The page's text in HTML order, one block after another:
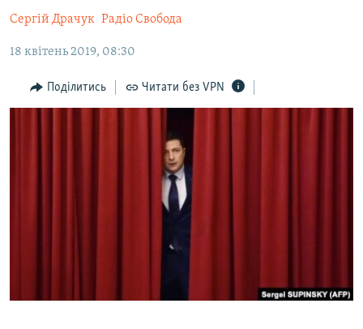
Перейти
до
ПОГЛЯД
ІНТЕРВ'Ю
ВСЕ ЗА ДЕНЬ
ЯК ОБІЙТИ БЛОКУВАННЯ
Сергій Драчук Радіо Свобода
18 квітень 2019, 08:30
Поділитись Читати без VPN